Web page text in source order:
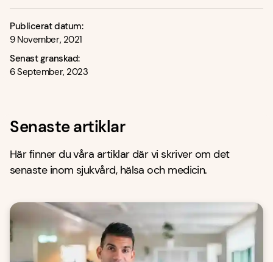
Publicerat datum:
9 November, 2021
Senast granskad:
6 September, 2023
Senaste artiklar
Här finner du våra artiklar där vi skriver om det
senaste inom sjukvård, hälsa och medicin.